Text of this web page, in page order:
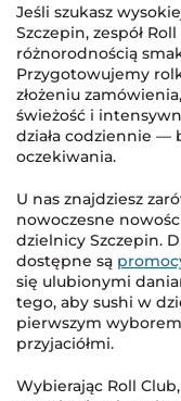
Jeśli szukasz
Szczepin, zespół
różnorodnością
Przygotowujemy
złożeniu
świeżość i
działa codziennie —
oczekiwania.
U nas znajdziesz
nowoczesne
dzielnicy Szczepin.
dostępne są
się ulubionymi
tego, aby sushi w
pierwszym
przyjaciółmi.
Wybierając Roll